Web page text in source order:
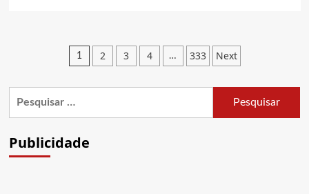
Entregadores
Paginação
posts
1 2 3 4 … 333 Next
Publicidade